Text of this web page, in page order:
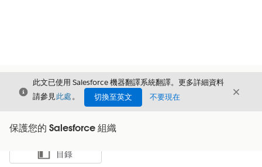
結束
此文已使用 Salesforce 機器翻譯系統翻譯。更多詳細資料
請參見此處。 切換至英文 不要現在 結束
保護您的 Salesforce 組織
顯示目錄
目錄